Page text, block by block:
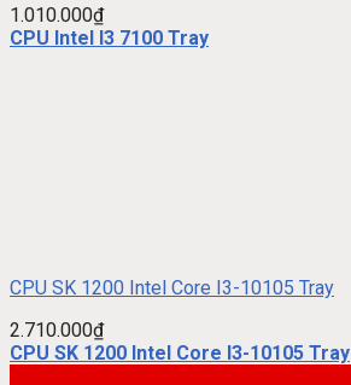
1.010.000₫
CPU Intel I3 7100 Tray
CPU SK 1200 Intel Core I3-10105 Tray
2.710.000₫
CPU SK 1200 Intel Core I3-10105 Tray